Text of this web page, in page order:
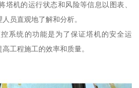
塔机的运行状态和风险等信息以图表、
员直观地了解和分析。
系统的功能是为了保证塔机的安全运
工程施工的效率和质量。